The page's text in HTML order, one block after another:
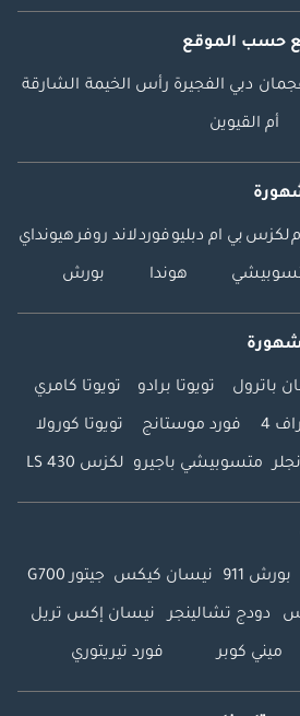
حسب الموقع
دبي الفجيرة رأس الخيمة الشارقة
أم القيوين
لكزس بي ام دبليوفوردلاند روفرهيونداي
هوندا بورش
باترول تويوتا برادو تويوتا كامري
4 فورد موستانج تويوتا كورولا
متسوبيشي باجيرو لكزس LS 430
بورش 911 نيسان كيكس جيتور G700
دودج تشالينجر نيسان إكس تريل
ميني كوبر فورد تيريتوري